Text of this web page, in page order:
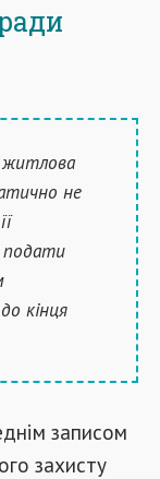
житлова
не
подати
кінця
записом
захисту